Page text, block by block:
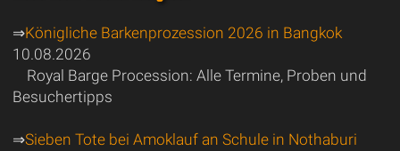
⇒Königliche Barkenprozession 2026 in Bangkok
10.08.2026
Royal Barge Procession: Alle Termine, Proben und
Besuchertipps
⇒Sieben Tote bei Amoklauf an Schule in Nothaburi